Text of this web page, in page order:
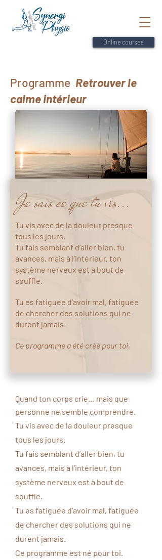
Online courses
Programme Retrouver le
calme intérieur
Je sais ce que tu vis...
Tu vis avec de la douleur presque
tous les jours.
Tu fais semblant d’aller bien, tu
avances, mais à l’intérieur, ton
système nerveux est à bout de
souffle.
Tu es fatiguée d’avoir mal, fatiguée
de chercher des solutions qui ne
durent jamais.
Ce programme a été créé pour toi.
Quand ton corps crie… mais que
personne ne semble comprendre.
Tu vis avec de la douleur presque
tous les jours.
Tu fais semblant d’aller bien, tu
avances, mais à l’intérieur, ton
système nerveux est à bout de
souffle.
Tu es fatiguée d’avoir mal, fatiguée
de chercher des solutions qui ne
durent jamais.
Ce programme est né pour toi.